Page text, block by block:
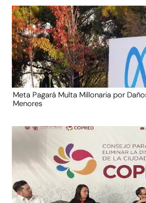
Meta Pagará Multa Millonaria por
Menores